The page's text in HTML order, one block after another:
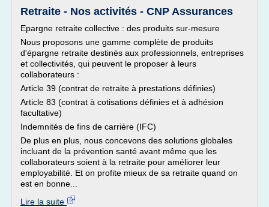
Retraite - Nos activités - CNP Assurances
Epargne retraite collective : des produits sur-mesure
Nous proposons une gamme complète de produits
d'épargne retraite destinés aux professionnels, entreprises
et collectivités, qui peuvent le proposer à leurs
collaborateurs :
Article 39 (contrat de retraite à prestations définies)
Article 83 (contrat à cotisations définies et à adhésion
facultative)
Indemnités de fins de carrière (IFC)
De plus en plus, nous concevons des solutions globales
incluant de la prévention santé avant même que les
collaborateurs soient à la retraite pour améliorer leur
employabilité. Et on profite mieux de sa retraite quand on
est en bonne...
Lire la suite